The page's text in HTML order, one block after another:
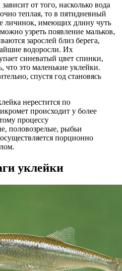
от того, насколько вода
теплая, то в пятидневный
личинок, имеющих длину чуть
узреть появление мальков,
зарослей близ берега,
водоросли. Их
синеватый цвет спинки,
что это маленькие уклейки.
спустя год становясь
нерестится по
происходит у более
процессу
половозрелые, рыбьи
порционно
уклейки